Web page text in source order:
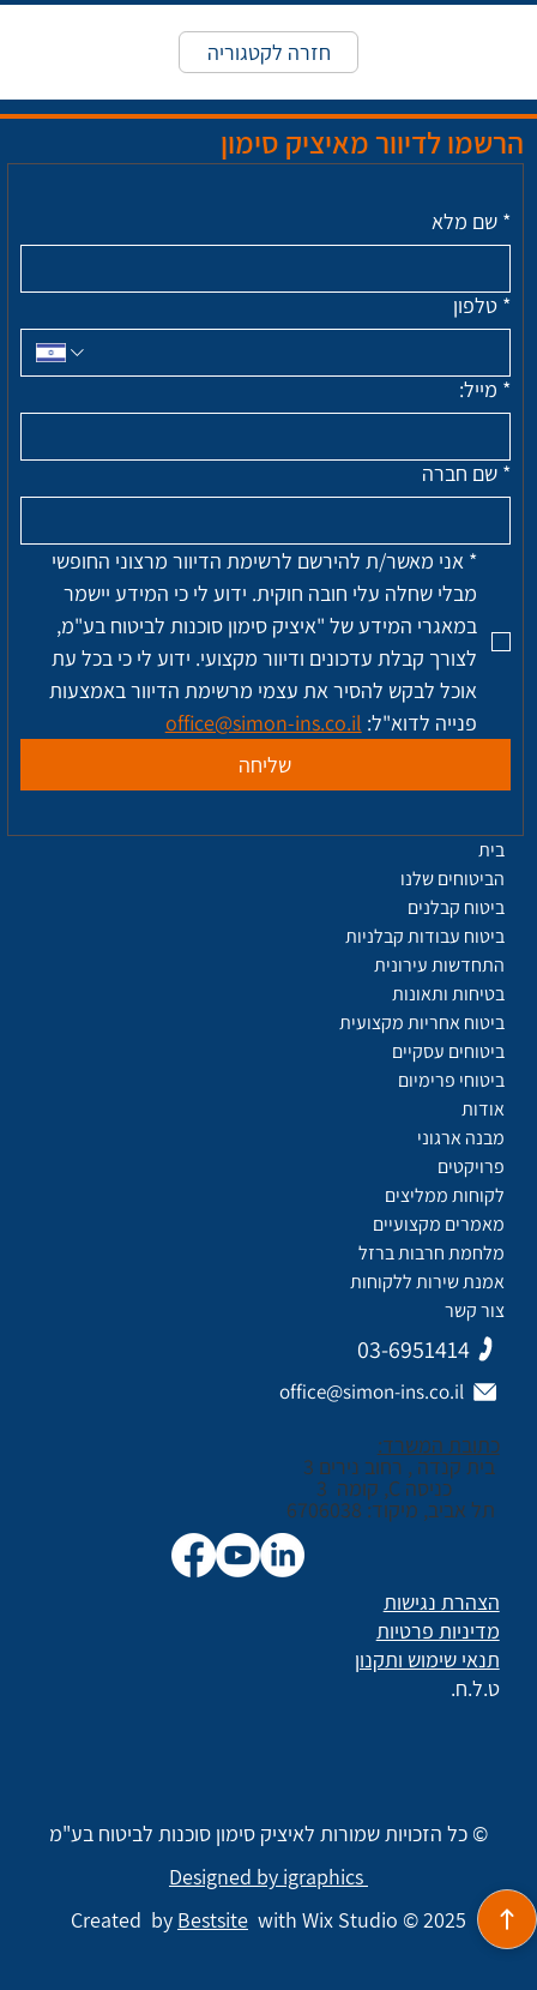
חזרה לקטגוריה
הרשמו לדיוור מאיציק סימון
* שם מלא
* טלפון
* מייל:
* שם חברה
*
פנייה לדוא"ל: office@simon-ins.co.il
שליחה
כתובת המשרד:
בית קנדה , רחוב נירים 3
כניסה C, קומה 3
תל אביב, מיקוד: 6706038
03-6951414
office@simon-ins.co.il
הצהרת נגישות
תנאי שימוש ותקנון
מדיניות פרטיות
ט.ל.ח.
אודות
מבנה ארגוני
פרויקטים
לקוחות ממליצים
מאמרים מקצועיים
מלחמת חרבות ברזל
אמנת שירות ללקוחות
צור קשר
בית
הביטוחים שלנו
ביטוח קבלנים
ביטוח עבודות קבלניות
התחדשות עירונית
בטיחות ותאונות
ביטוח אחריות מקצועית
ביטוחים עסקיים
ביטוחי פרימיום
Created by Bestsite with Wix Studio © 2025
Designed by igraphics
© כל הזכויות שמורות לאיציק סימון סוכנות לביטוח בע"מ